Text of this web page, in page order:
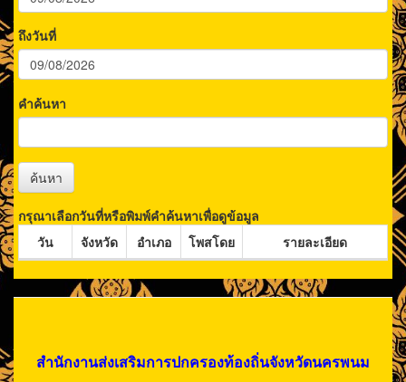
ถึงวันที่
คำค้นหา
ค้นหา
กรุณาเลือกวันที่หรือพิมพ์คำค้นหาเพื่อดูข้อมูล
วัน
จังหวัด อำเภอ โพสโดย รายละเอียด
สำนักงานส่งเสริมการปกครองท้องถิ่นจังหวัดนครพนม